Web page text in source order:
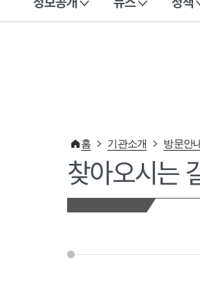
이 누리집은 대한민국 공식 전자정부 누리집
홈 기관소개 방문안
찾아오시는